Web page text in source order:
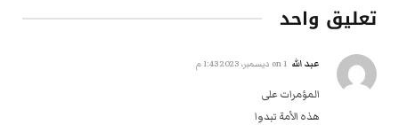
تعليق واحد
عبد الله 1 ديسمبر، 2023 1:43 م
المؤمرات على
هذه الأمة تبدوا